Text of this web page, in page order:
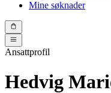
Mine søknader
Ansattprofil
Hedvig